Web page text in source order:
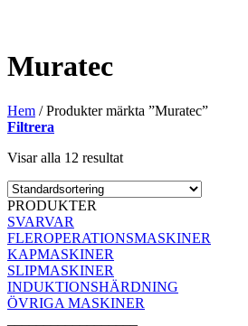
Muratec
Hem /Produkter märkta ”Muratec”
Filtrera
Visar alla 12 resultat
PRODUKTER
SVARVAR
FLEROPERATIONSMASKINER
KAPMASKINER
SLIPMASKINER
INDUKTIONSHÄRDNING
ÖVRIGA MASKINER